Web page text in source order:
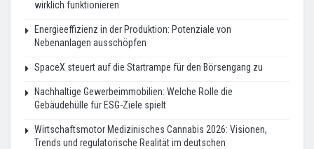
wirklich funktionieren
Energieeffizienz in der Produktion: Potenziale von
Nebenanlagen ausschöpfen
SpaceX steuert auf die Startrampe für den Börsengang zu
Nachhaltige Gewerbeimmobilien: Welche Rolle die
Gebäudehülle für ESG-Ziele spielt
Wirtschaftsmotor Medizinisches Cannabis 2026: Visionen,
Trends und regulatorische Realität im deutschen